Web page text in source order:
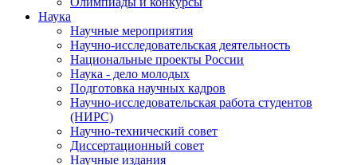
Наука
Научные мероприятия
Научно-исследовательская деятельность
Национальные проекты России
Наука - дело молодых
Подготовка научных кадров
Научно-исследовательская работа студентов
(НИРС)
Научно-технический совет
Диссертационный совет
Научные издания